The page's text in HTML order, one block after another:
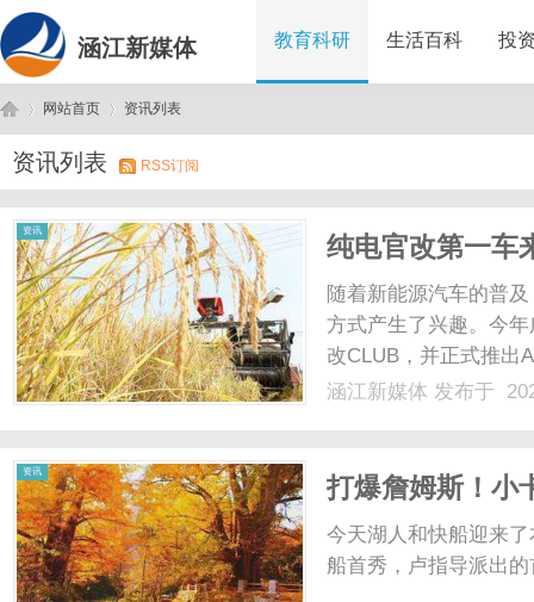
涵江新媒体 教育科研 生活百科 投
涵 ›
网站首页
›
资讯列表
资讯列表 RSS订阅
资讯
纯电官改第一车
随着新能源汽车的普
方式产生了兴趣。今
改CLUB，并正式推出
亮点。作为纯电官改
涵江新媒体 发布于
资讯
打爆詹姆斯！小
节超神狂轰20分
今天湖人和快船迎来
船首秀，卢指导派出